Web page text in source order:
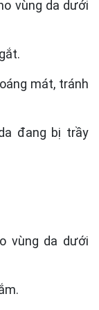
vùng da dưới
mát, tránh
đang bị trầy
vùng da dưới